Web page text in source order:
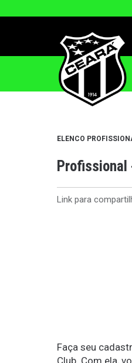
ELENCO
Profissional
Link para
Faça seu
Club. Com ela,